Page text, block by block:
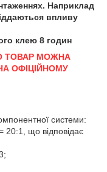
Наприклад
впливу
клею 8 годин
ТОВАР МОЖНА
ОФІЦІЙНОМУ
системи:
20:1, що відповідає
;